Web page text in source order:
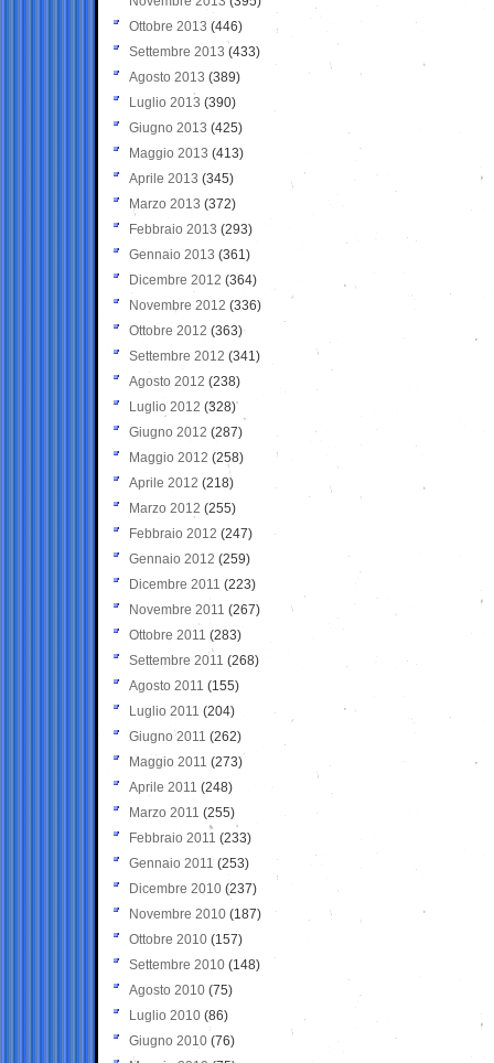
Ottobre 2013 (446)
Settembre 2013 (433)
Agosto 2013 (389)
Luglio 2013 (390)
Giugno 2013 (425)
Maggio 2013 (413)
Aprile 2013 (345)
Marzo 2013 (372)
Febbraio 2013 (293)
Gennaio 2013 (361)
Dicembre 2012 (364)
Novembre 2012 (336)
Ottobre 2012 (363)
Settembre 2012 (341)
Agosto 2012 (238)
Luglio 2012 (328)
Giugno 2012 (287)
Maggio 2012 (258)
Aprile 2012 (218)
Marzo 2012 (255)
Febbraio 2012 (247)
Gennaio 2012 (259)
Dicembre 2011 (223)
Novembre 2011 (267)
Ottobre 2011 (283)
Settembre 2011 (268)
Agosto 2011 (155)
Luglio 2011 (204)
Giugno 2011 (262)
Maggio 2011 (273)
Aprile 2011 (248)
Marzo 2011 (255)
Febbraio 2011 (233)
Gennaio 2011 (253)
Dicembre 2010 (237)
Novembre 2010 (187)
Ottobre 2010 (157)
Settembre 2010 (148)
Agosto 2010 (75)
Luglio 2010 (86)
Giugno 2010 (76)